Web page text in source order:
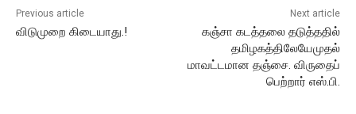
Previous article
விடுமுறை கிடையாது.!
Next article
கஞ்சா கடத்தலை தடுத்ததில்
தமிழகத்திலேயேமுதல்
மாவட்டமான தஞ்சை. விருதைப்
பெற்றார் எஸ்.பி.